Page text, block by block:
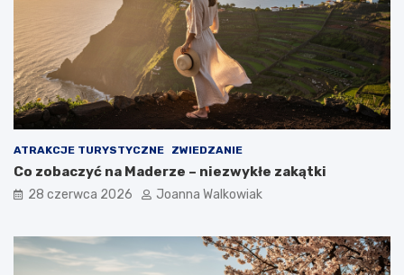
ATRAKCJE TURYSTYCZNE ZWIEDZANIE
Co zobaczyć na Maderze – niezwykłe zakątki
28 czerwca 2026 Joanna Walkowiak